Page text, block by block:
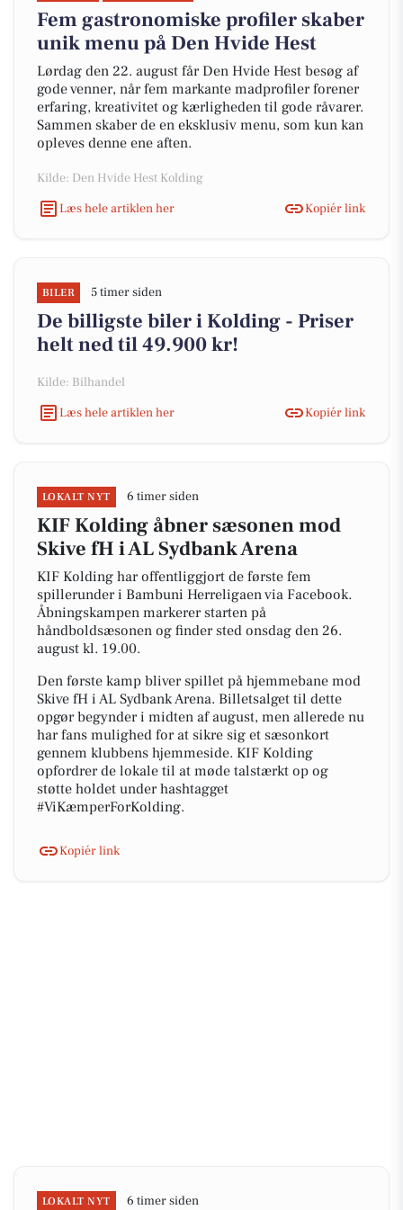
Fem gastronomiske profiler skaber
unik menu på Den Hvide Hest
Lørdag den 22. august får Den Hvide Hest besøg af
gode venner, når fem markante madprofiler forener
erfaring, kreativitet og kærligheden til gode råvarer.
Sammen skaber de en eksklusiv menu, som kun kan
opleves denne ene aften.
Kilde: Den Hvide Hest Kolding
Læs hele artiklen her
Kopiér link
BILER 5 timer siden
De billigste biler i Kolding - Priser
helt ned til 49.900 kr!
Kilde: Bilhandel
Læs hele artiklen her
Kopiér link
LOKALT NYT 6 timer siden
KIF Kolding åbner sæsonen mod
Skive fH i AL Sydbank Arena
KIF Kolding har offentliggjort de første fem
spillerunder i Bambuni Herreligaen via Facebook.
Åbningskampen markerer starten på
håndboldsæsonen og finder sted onsdag den 26.
august kl. 19.00.
Den første kamp bliver spillet på hjemmebane mod
Skive fH i AL Sydbank Arena. Billetsalget til dette
opgør begynder i midten af august, men allerede nu
har fans mulighed for at sikre sig et sæsonkort
gennem klubbens hjemmeside. KIF Kolding
opfordrer de lokale til at møde talstærkt op og
støtte holdet under hashtagget
#ViKæmperForKolding.
Kopiér link
LOKALT NYT 6 timer siden